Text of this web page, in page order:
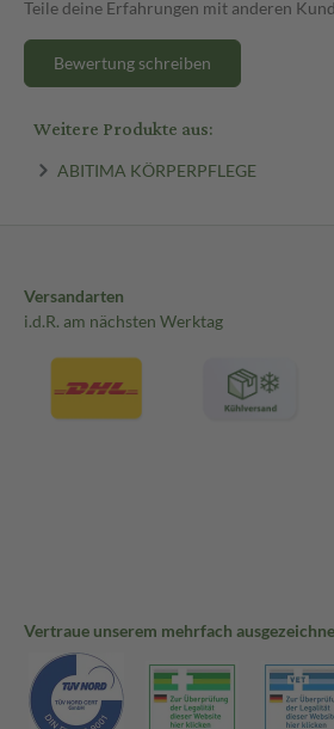
Teile deine Erfahrungen mit anderen
Bewertung schreiben
Weitere Produkte aus:
ABITIMA KÖRPERPFLEGE
Versandarten
i.d.R. am nächsten Werktag
Vertraue unserem mehrfach